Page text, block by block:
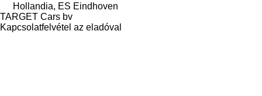
Hollandia, ES Eindhoven
TARGET Cars bv
Kapcsolatfelvétel az eladóval